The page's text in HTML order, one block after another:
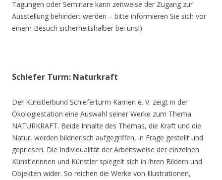
Tagungen oder Seminare kann zeitweise der Zugang zur
Ausstellung behindert werden – bitte informieren Sie sich vor
einem Besuch sicherheitshalber bei uns!)
Schiefer Turm: Naturkraft
Der Künstlerbund Schieferturm Kamen e. V. zeigt in der
Ökologiestation eine Auswahl seiner Werke zum Thema
NATURKRAFT. Beide Inhalte des Themas, die Kraft und die
Natur, werden bildnerisch aufgegriffen, in Frage gestellt und
gepriesen. Die Individualität der Arbeitsweise der einzelnen
Künstlerinnen und Künstler spiegelt sich in ihren Bildern und
Objekten wider. So reichen die Werke von Illustrationen,